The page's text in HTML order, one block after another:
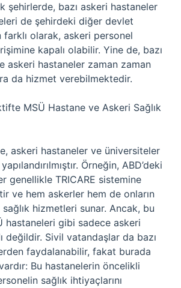
şehirlerde, bazı askeri hastaneler
de şehirdeki diğer devlet
farklı olarak, askeri personel
kapalı olabilir. Yine de, bazı
askeri hastaneler zaman zaman
da hizmet verebilmektedir.
MSÜ Hastane ve Askeri Sağlık
askeri hastaneler ve üniversiteler
Örneğin, ABD’deki
genellikle TRICARE sistemine
ve hem askerler hem de onların
hizmetleri sunar. Ancak, bu
hastaneleri gibi sadece askeri
değildir. Sivil vatandaşlar da bazı
faydalanabilir, fakat burada
Bu hastanelerin öncelikli
sağlık ihtiyaçlarını